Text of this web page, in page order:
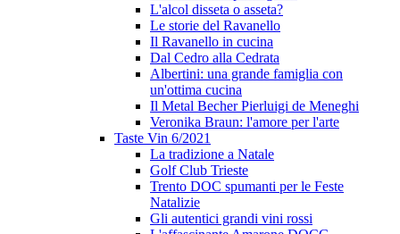
L'alcol disseta o asseta?
Le storie del Ravanello
Il Ravanello in cucina
Dal Cedro alla Cedrata
Albertini: una grande famiglia con
un'ottima cucina
Il Metal Becher Pierluigi de Meneghi
Veronika Braun: l'amore per l'arte
Taste Vin 6/2021
La tradizione a Natale
Golf Club Trieste
Trento DOC spumanti per le Feste
Natalizie
Gli autentici grandi vini rossi